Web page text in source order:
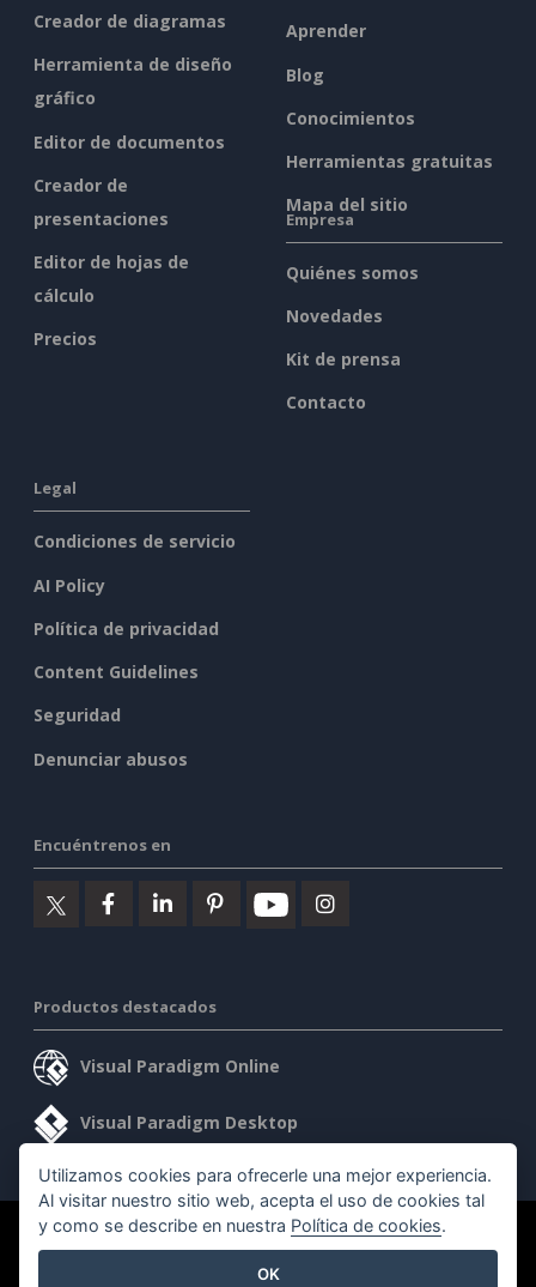
Creador de diagramas
Herramienta de diseño
gráfico
Editor de documentos
Creador de
presentaciones
Editor de hojas de
cálculo
Precios
Aprender
Blog
Conocimientos
Herramientas gratuitas
Mapa del sitio
Empresa
Quiénes somos
Novedades
Kit de prensa
Contacto
Legal
Condiciones de servicio
AI Policy
Política de privacidad
Content Guidelines
Seguridad
Denunciar abusos
Encuéntrenos en
Productos destacados
Visual Paradigm Online
Visual Paradigm Desktop
©2026 by Visual Paradigm. Todos los derechos reservados.
Utilizamos cookies para ofrecerle una mejor experiencia.
Al visitar nuestro sitio web, acepta el uso de cookies tal
y como se describe en nuestra Política de cookies.
OK